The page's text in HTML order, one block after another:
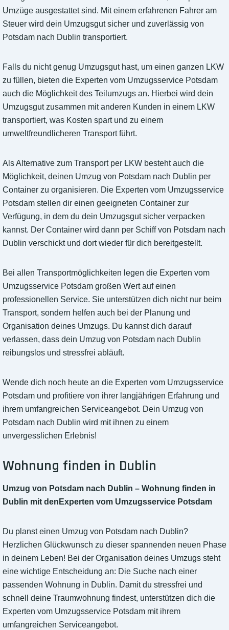
Umzüge ausgestattet sind. Mit einem erfahrenen Fahrer am
Steuer wird dein Umzugsgut sicher und zuverlässig von
Potsdam nach Dublin transportiert.
Falls du nicht genug Umzugsgut hast, um einen ganzen LKW
zu füllen, bieten die Experten vom Umzugsservice Potsdam
auch die Möglichkeit des Teilumzugs an. Hierbei wird dein
Umzugsgut zusammen mit anderen Kunden in einem LKW
transportiert, was Kosten spart und zu einem
umweltfreundlicheren Transport führt.
Als Alternative zum Transport per LKW besteht auch die
Möglichkeit, deinen Umzug von Potsdam nach Dublin per
Container zu organisieren. Die Experten vom Umzugsservice
Potsdam stellen dir einen geeigneten Container zur
Verfügung, in dem du dein Umzugsgut sicher verpacken
kannst. Der Container wird dann per Schiff von Potsdam nach
Dublin verschickt und dort wieder für dich bereitgestellt.
Bei allen Transportmöglichkeiten legen die Experten vom
Umzugsservice Potsdam großen Wert auf einen
professionellen Service. Sie unterstützen dich nicht nur beim
Transport, sondern helfen auch bei der Planung und
Organisation deines Umzugs. Du kannst dich darauf
verlassen, dass dein Umzug von Potsdam nach Dublin
reibungslos und stressfrei abläuft.
Wende dich noch heute an die Experten vom Umzugsservice
Potsdam und profitiere von ihrer langjährigen Erfahrung und
ihrem umfangreichen Serviceangebot. Dein Umzug von
Potsdam nach Dublin wird mit ihnen zu einem
unvergesslichen Erlebnis!
Wohnung finden in Dublin
Umzug von Potsdam nach Dublin – Wohnung finden in
Dublin mit denExperten vom Umzugsservice Potsdam
Du planst einen Umzug von Potsdam nach Dublin?
Herzlichen Glückwunsch zu dieser spannenden neuen Phase
in deinem Leben! Bei der Organisation deines Umzugs steht
eine wichtige Entscheidung an: Die Suche nach einer
passenden Wohnung in Dublin. Damit du stressfrei und
schnell deine Traumwohnung findest, unterstützen dich die
Experten vom Umzugsservice Potsdam mit ihrem
umfangreichen Serviceangebot.